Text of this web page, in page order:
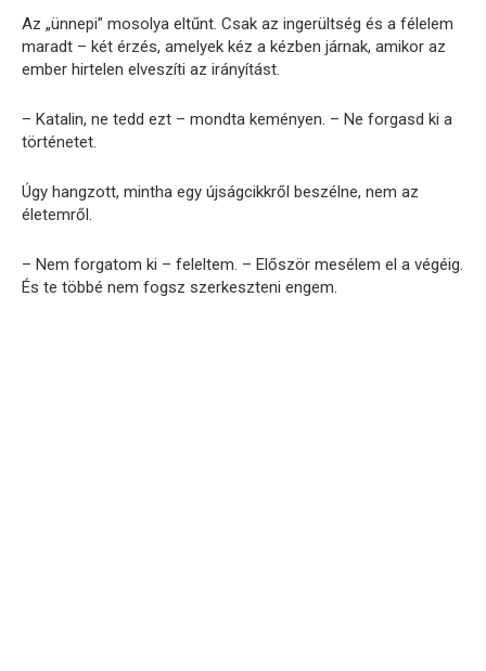
Az „ünnepi” mosolya eltűnt. Csak az ingerültség és a félelem
maradt – két érzés, amelyek kéz a kézben járnak, amikor az
ember hirtelen elveszíti az irányítást.
– Katalin, ne tedd ezt – mondta keményen. – Ne forgasd ki a
történetet.
Úgy hangzott, mintha egy újságcikkről beszélne, nem az
életemről.
– Nem forgatom ki – feleltem. – Először mesélem el a végéig.
És te többé nem fogsz szerkeszteni engem.